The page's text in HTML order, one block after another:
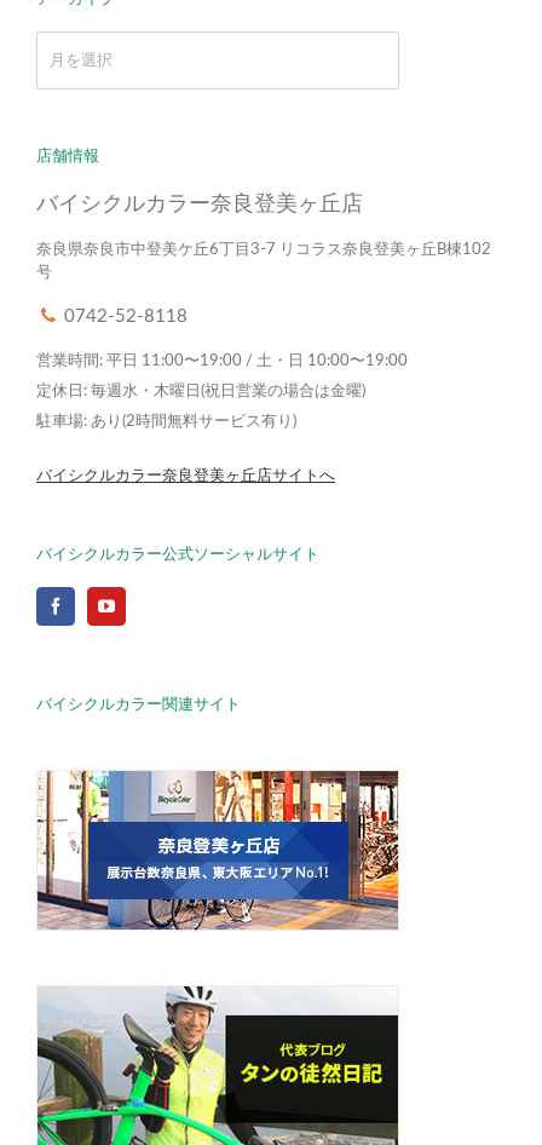
カ
店舗情報
バイシクルカラー奈良登美ヶ丘店
奈良県奈良市中登美ケ丘6丁目3-7 リコラス奈良登美ヶ丘B棟102
号
0742-52-8118
営業時間: 平日 11:00〜19:00 / 土・日 10:00〜19:00
定休日: 毎週水・木曜日(祝日営業の場合は金曜)
駐車場: あり(2時間無料サービス有り)
バイシクルカラー奈良登美ヶ丘店サイトへ
バイシクルカラー公式ソーシャルサイト
バイシクルカラー関連サイト